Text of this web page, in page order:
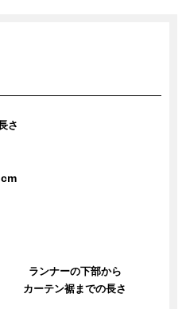
さ
cm
ランナーの下部から
カーテン裾までの長さ